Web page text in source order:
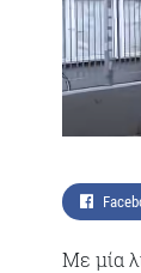
Με μία